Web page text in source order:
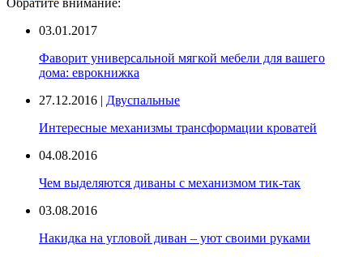
03.01.2017
Фаворит универсальной мягкой мебели для вашего
дома: еврокнижка
27.12.2016 | Двуспальные
Интересные механизмы трансформации кроватей
04.08.2016
Чем выделяются диваны с механизмом тик-так
03.08.2016
Накидка на угловой диван – уют своими руками